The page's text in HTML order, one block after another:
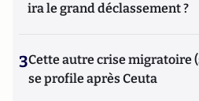
ira le grand déclassement ?
3Cette autre crise migratoire
se profile après Ceuta